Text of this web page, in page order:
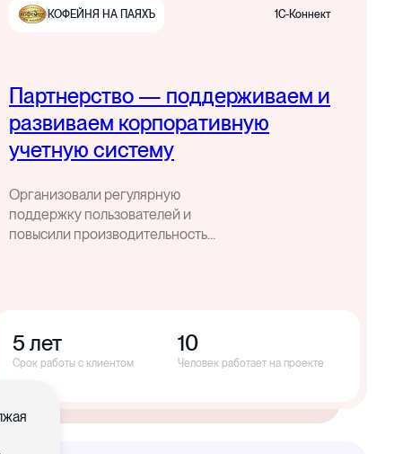
КОФЕЙНЯ НА ПАЯХЪ 1С-Коннект
Партнерство — поддерживаем и
развиваем корпоративную
учетную систему
Организовали регулярную
поддержку пользователей и
повысили производительность
5 лет
Срок работы с клиентом
10
Человек работает на проекте